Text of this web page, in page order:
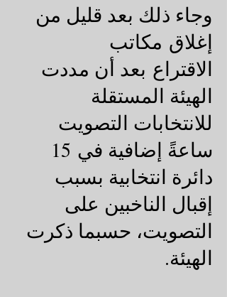
وجاء ذلك بعد قليل من
إغلاق مكاتب
الاقتراع بعد أن مددت
الهيئة المستقلة
للانتخابات التصويت
ساعةً إضافية في 15
دائرة انتخابية بسبب
إقبال الناخبين على
التصويت، حسبما ذكرت
الهيئة.